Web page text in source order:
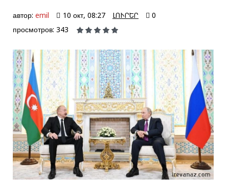
автор: emil 10 окт, 08:27 ԼՈՒՐԵՐ
0
просмотров: 343